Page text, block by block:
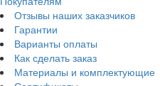
Отзывы наших заказчиков
Гарантии
Варианты оплаты
Как сделать заказ
Материалы и комплектующие